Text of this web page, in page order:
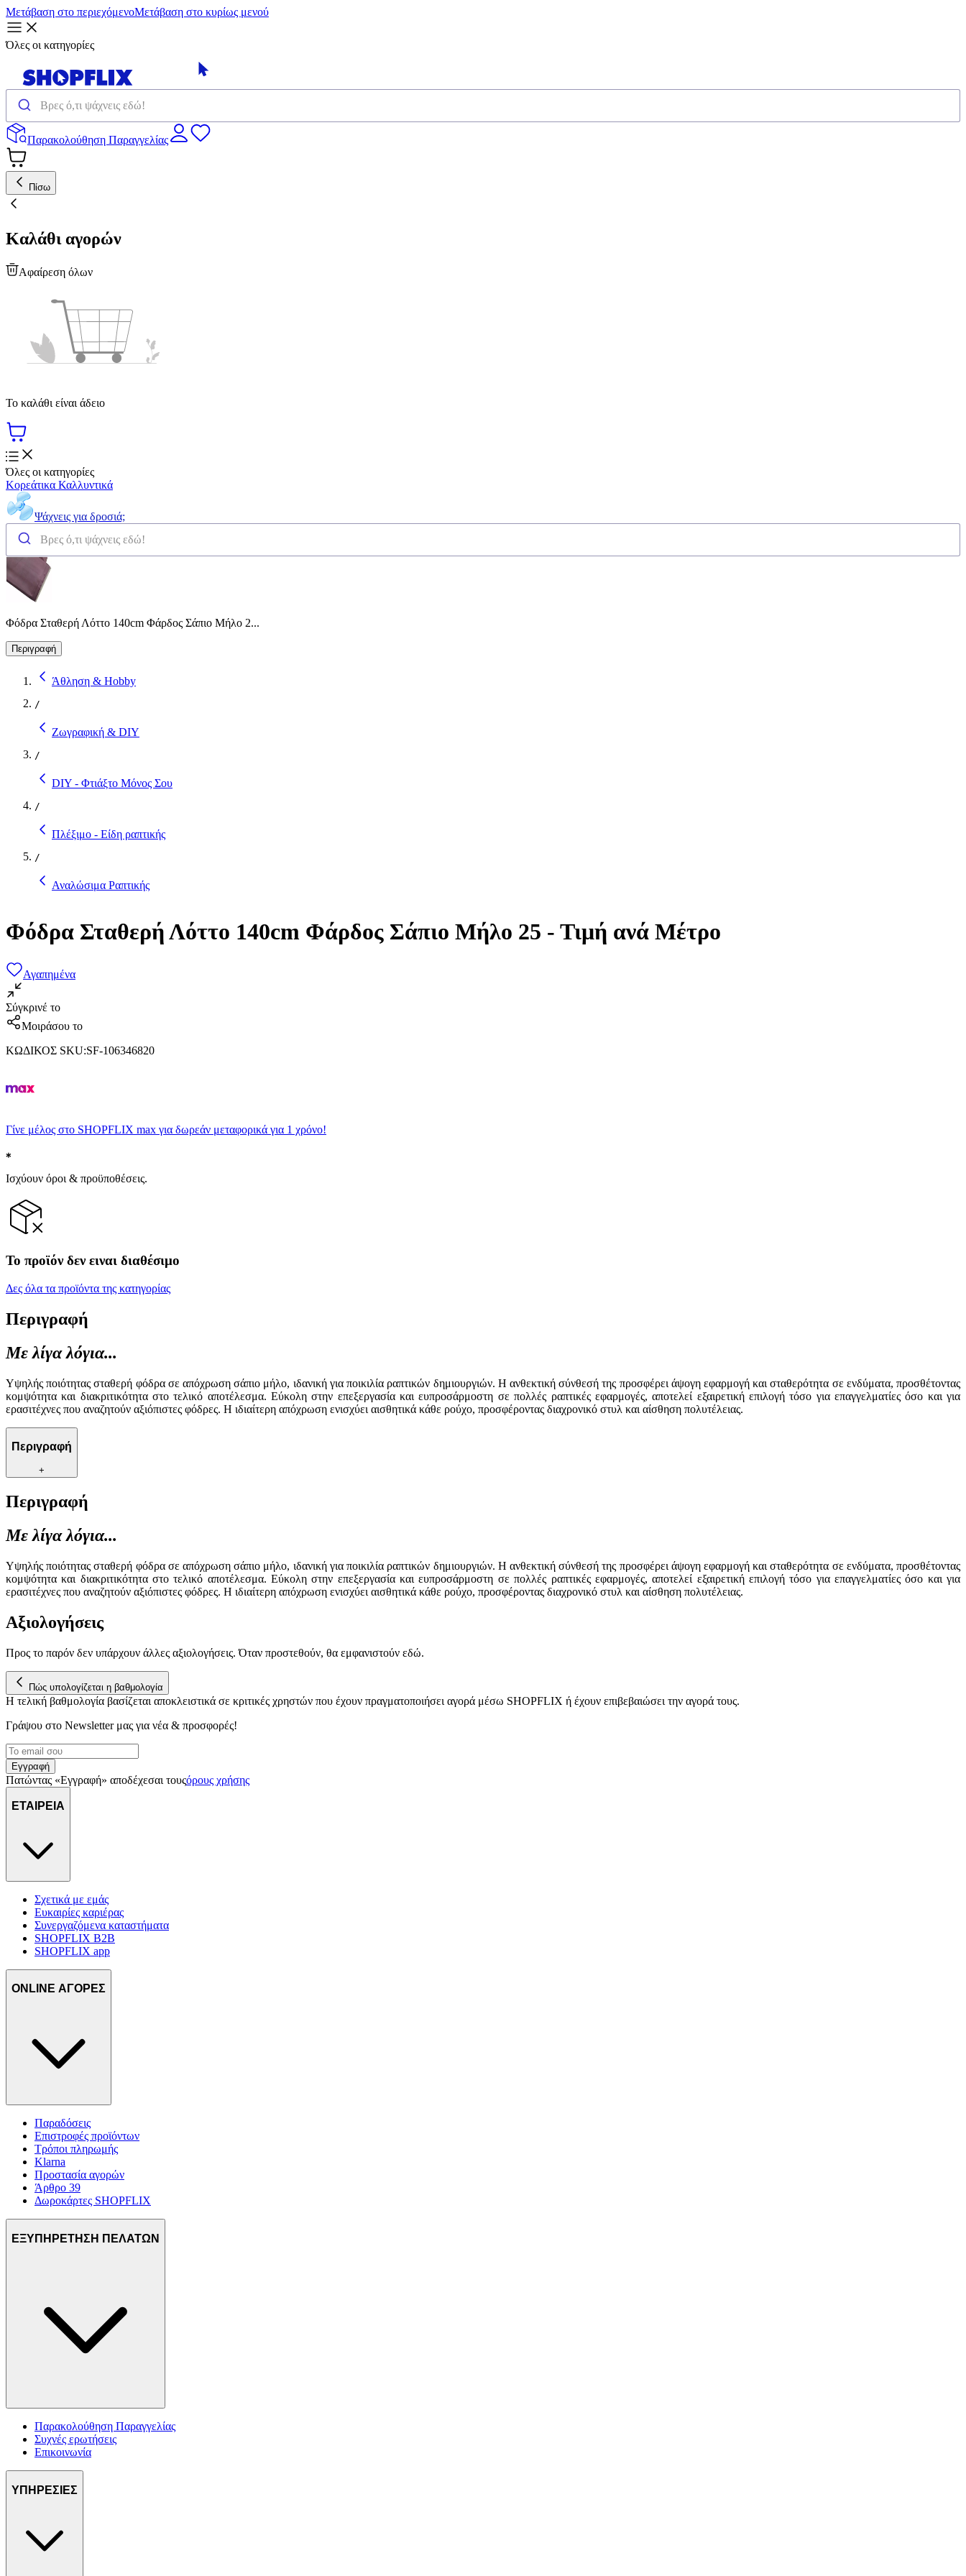
Μετάβαση στο περιεχόμενοΜετάβαση στο κυρίως μενού
Όλες οι κατηγορίες
Παρακολούθηση Παραγγελίας
Πίσω
Καλάθι αγορών
Αφαίρεση όλων
Το καλάθι είναι άδειο
Όλες οι κατηγορίες
Κορεάτικα Καλλυντικά
Ψάχνεις για δροσιά;
Φόδρα Σταθερή Λόττο 140cm Φάρδος Σάπιο Μήλο 2...
Περιγραφή
Άθληση & Hobby
/
Ζωγραφική & DIY
/
DIY - Φτιάξτο Μόνος Σου
/
Πλέξιμο - Είδη ραπτικής
/
Αναλώσιμα Ραπτικής
Φόδρα Σταθερή Λόττο 140cm Φάρδος Σάπιο Μήλο 25 - Τιμή ανά Μέτρο
Αγαπημένα
Σύγκρινέ το
Μοιράσου το
ΚΩΔΙΚΟΣ SKU:SF-106346820
Γίνε μέλος στο SHOPFLIX max για δωρεάν μεταφορικά για 1 χρόνο!
Ισχύουν όροι & προϋποθέσεις.
Το προϊόν δεν ειναι διαθέσιμο
Δες όλα τα προϊόντα της κατηγορίας
Περιγραφή
Με λίγα λόγια...
Υψηλής ποιότητας σταθερή φόδρα σε απόχρωση σάπιο μήλο, ιδανική για ποικιλία ραπτικών δημιουργιών. Η ανθεκτική σύνθεσή της προσφέρει άψογη εφαρμογή και σταθερότητα σε ενδύματα, προσθέτοντας
κομψότητα και διακριτικότητα στο τελικό αποτέλεσμα. Εύκολη στην επεξεργασία και ευπροσάρμοστη σε πολλές ραπτικές εφαρμογές, αποτελεί εξαιρετική επιλογή τόσο για επαγγελματίες όσο και για
ερασιτέχνες που αναζητούν αξιόπιστες φόδρες. Η ιδιαίτερη απόχρωση ενισχύει αισθητικά κάθε ρούχο, προσφέροντας διαχρονικό στυλ και αίσθηση πολυτέλειας.
Περιγραφή
+
Περιγραφή
Με λίγα λόγια...
Υψηλής ποιότητας σταθερή φόδρα σε απόχρωση σάπιο μήλο, ιδανική για ποικιλία ραπτικών δημιουργιών. Η ανθεκτική σύνθεσή της προσφέρει άψογη εφαρμογή και σταθερότητα σε ενδύματα, προσθέτοντας
κομψότητα και διακριτικότητα στο τελικό αποτέλεσμα. Εύκολη στην επεξεργασία και ευπροσάρμοστη σε πολλές ραπτικές εφαρμογές, αποτελεί εξαιρετική επιλογή τόσο για επαγγελματίες όσο και για
ερασιτέχνες που αναζητούν αξιόπιστες φόδρες. Η ιδιαίτερη απόχρωση ενισχύει αισθητικά κάθε ρούχο, προσφέροντας διαχρονικό στυλ και αίσθηση πολυτέλειας.
Αξιολογήσεις
Προς το παρόν δεν υπάρχουν άλλες αξιολογήσεις. Όταν προστεθούν, θα εμφανιστούν εδώ.
Πώς υπολογίζεται η βαθμολογία
Η τελική βαθμολογία βασίζεται αποκλειστικά σε κριτικές χρηστών που έχουν πραγματοποιήσει αγορά μέσω SHOPFLIX ή έχουν επιβεβαιώσει την αγορά τους.
Γράψου στο Νewsletter μας για νέα & προσφορές!
Εγγραφή
Πατώντας «Εγγραφή» αποδέχεσαι τουςόρους χρήσης
ΕΤΑΙΡΕΙΑ
Σχετικά με εμάς
Ευκαιρίες καριέρας
Συνεργαζόμενα καταστήματα
SHOPFLIX B2B
SHOPFLIX app
ONLINE ΑΓΟΡΕΣ
Παραδόσεις
Επιστροφές προϊόντων
Τρόποι πληρωμής
Klarna
Προστασία αγορών
Άρθρο 39
Δωροκάρτες SHOPFLIX
ΕΞΥΠΗΡΕΤΗΣΗ ΠΕΛΑΤΩΝ
Παρακολούθηση Παραγγελίας
Συχνές ερωτήσεις
Επικοινωνία
ΥΠΗΡΕΣΙΕΣ